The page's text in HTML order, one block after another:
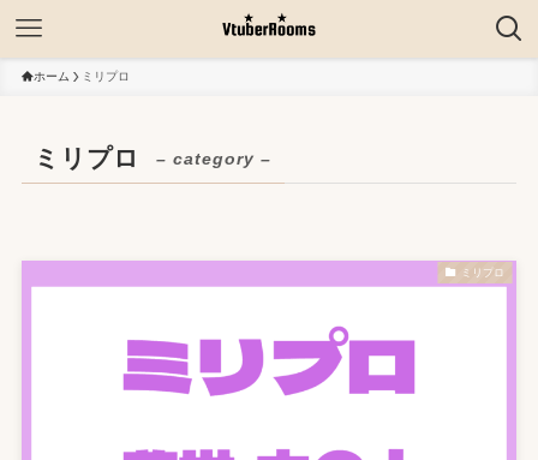
ホーム ミリプロ
ミリプロ – category –
ミリプロ